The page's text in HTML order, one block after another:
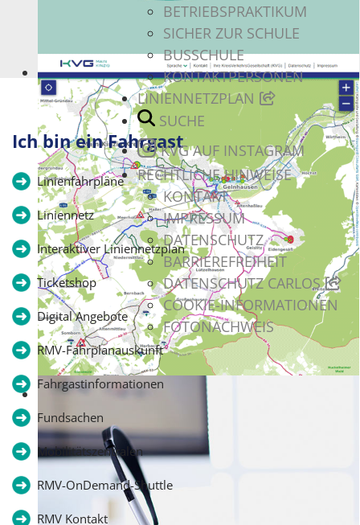
BETRIEBSPRAKTIKUM
SICHER ZUR SCHULE
BUSSCHULE
KONTAKTPERSONEN
LINIENNETZPLAN
SUCHE
KVG AUF INSTAGRAM
RECHTLICHE HINWEISE
KONTAKT
IMPRESSUM
DATENSCHUTZ
BARRIEREFREIHEIT
DATENSCHUTZ CARLOS
COOKIE-INFORMATIONEN
FOTONACHWEIS
Kommt wie gerufen!
Interaktiver Liniennetzplan
Ich bin ein Fahrgast
Linienfahrpläne
Liniennetz
Interaktiver Liniennetzplan
Ticketshop
Digital Angebote
RMV-Fahrplanauskunft
Fahrgastinformationen
Fundsachen
Mobilitätszentralen
RMV-OnDemand-Shuttle
RMV Kontakt